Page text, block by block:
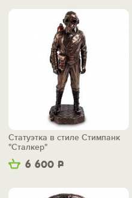
6 600 Р
Статуэтка в стиле Стимпанк
"Сталкер"